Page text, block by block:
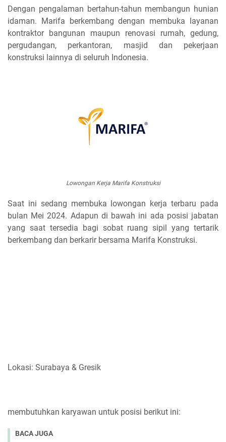
Dengan pengalaman bertahun-tahun membangun hunian
idaman. Marifa berkembang dengan membuka layanan
kontraktor bangunan maupun renovasi rumah, gedung,
pergudangan, perkantoran, masjid dan pekerjaan
konstruksi lainnya di seluruh Indonesia.
Lowongan Kerja Marifa Konstruksi
Saat ini sedang membuka lowongan kerja terbaru pada
bulan Mei 2024. Adapun di bawah ini ada posisi jabatan
yang saat tersedia bagi sobat ruang sipil yang tertarik
berkembang dan berkarir bersama Marifa Konstruksi.
Lokasi: Surabaya & Gresik
membutuhkan karyawan untuk posisi berikut ini:
BACA JUGA